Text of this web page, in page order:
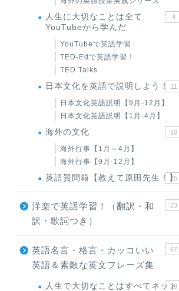
人生に大切なことは全て
YouTubeから学んだ
4
YouTubeで英語学習
TED-Edで英語学習！
TED Talks
日本文化を英語で説明しよう！ 11
日本文化英語説明【9月-12月】
日本文化英語説明【1月-4月】
海外の文化 10
海外行事【1月～4月】
海外行事【9月-12月】
英語質問箱【教えて原田先生！】
25
洋楽で英語学習！（翻訳・和
訳・歌詞つき）
23
英語名言・格言・カッコいい
英語＆素敵な英文フレーズ集
67
人生で大切なことはすべてネット
23